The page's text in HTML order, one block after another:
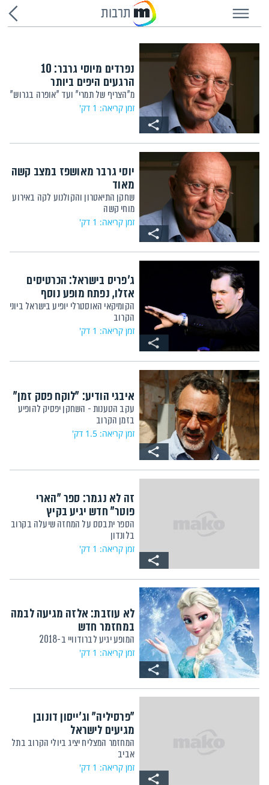
תרבות
נפרדים מיוסי גרבר: 10
הרגעים היפים ביותר
מ"הצריף של תמרי" ועד "אופרה בגרוש"
זמן קריאה: 1 דק'
יוסי גרבר מאושפז במצב קשה
מאוד
שחקן התיאטרון והקולנוע לקה באירוע
מוחי קשה
זמן קריאה: 1 דק'
ג'פריס בישראל: הכרטיסים
אזלו, נפתח מופע נוסף
הקומיקאי האוסטרלי יופיע בישראל ביוני
הקרוב
זמן קריאה: 1 דק'
איבגי הודיע: "לוקח פסק זמן"
עקב הטענות - השחקן יפסיק להופיע
בזמן הקרוב
זמן קריאה: 1.5 דק'
זה לא נגמר: ספר "הארי
פוטר" חדש יגיע בקיץ
הספר יתבסס על המחזה שיעלה בקרוב
בלונדון
זמן קריאה: 1 דק'
לא עוזבת: אלזה מגיעה לבמה
במחזמר חדש
המופע יגיע לברודוויי ב-2018
זמן קריאה: 1 דק'
"פרסיליה" וג'ייסון דונובן
מגיעים לישראל
המחזמר המצליח יציג ביולי הקרוב בתל
אביב
זמן קריאה: 1 דק'